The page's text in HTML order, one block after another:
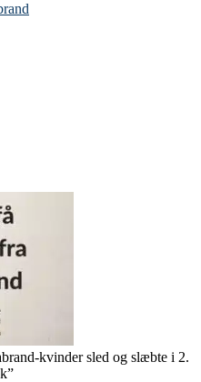
kvinder sled og slæbte i 2.